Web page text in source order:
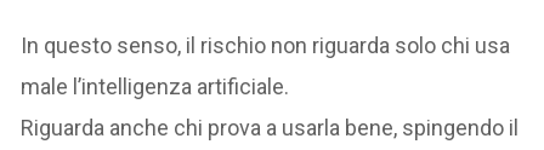
In questo senso, il rischio non riguarda solo chi usa
male l’intelligenza artificiale.
Riguarda anche chi prova a usarla bene, spingendo il